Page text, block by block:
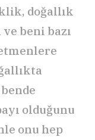
doğallık
beni bazı
olduğunu
onu hep